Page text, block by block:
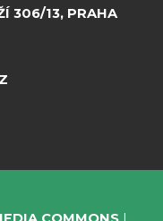
306/13, PRAHA